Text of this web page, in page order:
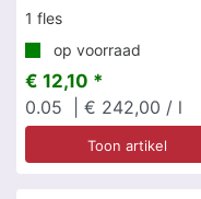
1 fles
op voorraad
€ 12,10 *
0.05
| € 242,00 / l
Toon artikel